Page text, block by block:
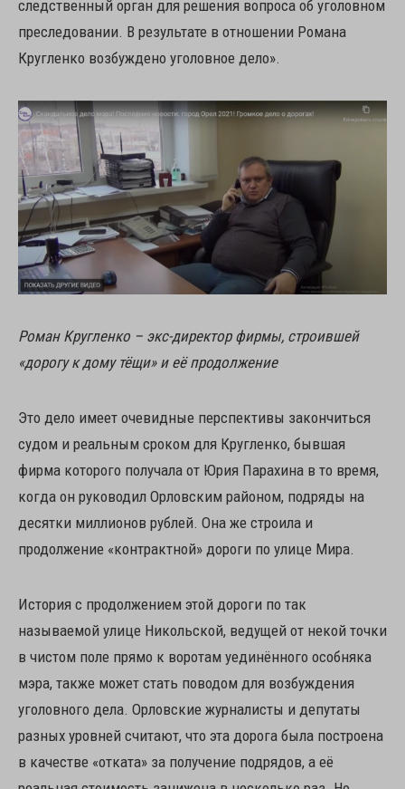
следственный орган для решения вопроса об уголовном
преследовании. В результате в отношении Романа
Кругленко возбуждено уголовное дело».
Роман Кругленко – экс-директор фирмы, строившей
«дорогу к дому тёщи» и её продолжение
Это дело имеет очевидные перспективы закончиться
судом и реальным сроком для Кругленко, бывшая
фирма которого получала от Юрия Парахина в то время,
когда он руководил Орловским районом, подряды на
десятки миллионов рублей. Она же строила и
продолжение «контрактной» дороги по улице Мира.
История с продолжением этой дороги по так
называемой улице Никольской, ведущей от некой точки
в чистом поле прямо к воротам уединённого особняка
мэра, также может стать поводом для возбуждения
уголовного дела. Орловские журналисты и депутаты
разных уровней считают, что эта дорога была построена
в качестве «отката» за получение подрядов, а её